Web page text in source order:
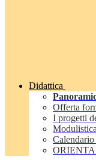
Didattica
Offerta
I progetti